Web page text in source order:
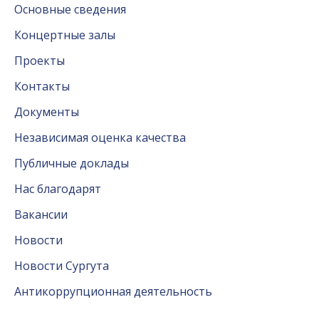
Основные сведения
Концертные залы
Проекты
Контакты
Документы
Независимая оценка качества
Публичные доклады
Нас благодарят
Вакансии
Новости
Новости Сургута
Антикоррупционная деятельность